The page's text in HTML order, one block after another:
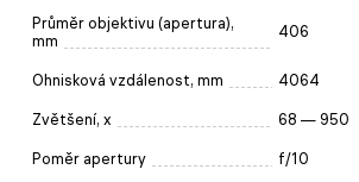
Průměr objektivu (apertura),
mm
406
Ohnisková vzdálenost, mm 4064
Zvětšení, x 68 — 950
Poměr apertury f/10